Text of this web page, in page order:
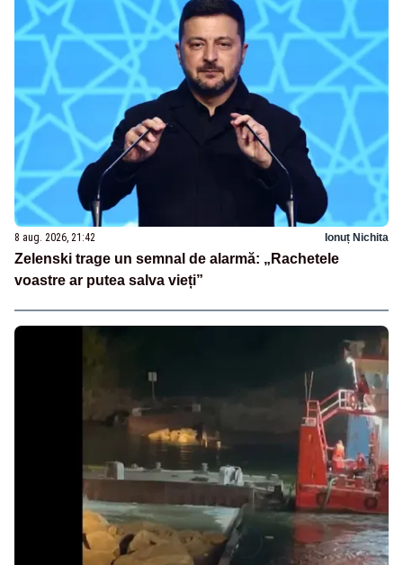
8 aug. 2026, 21:42 Ionuț Nichita
Zelenski trage un semnal de alarmă: „Rachetele
voastre ar putea salva vieți”